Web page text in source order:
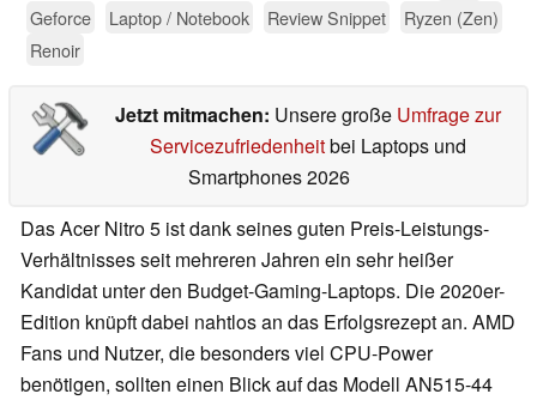
Geforce
Laptop / Notebook Review Snippet
Ryzen (Zen)
Renoir
Jetzt mitmachen: Unsere große Umfrage zur
Servicezufriedenheitbei Laptops und
Smartphones 2026
Das Acer Nitro 5 ist dank seines guten Preis-Leistungs-
Verhältnisses seit mehreren Jahren ein sehr heißer
Kandidat unter den Budget-Gaming-Laptops. Die 2020er-
Edition knüpft dabei nahtlos an das Erfolgsrezept an. AMD
Fans und Nutzer, die besonders viel CPU-Power
benötigen, sollten einen Blick auf das Modell AN515-44